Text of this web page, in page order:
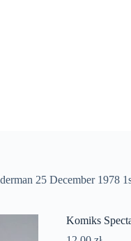
25 December 1978
Komiks